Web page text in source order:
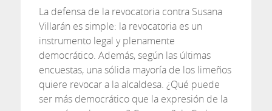
La defensa de la revocatoria contra Susana
Villarán es simple: la revocatoria es un
instrumento legal y plenamente
democrático. Además, según las últimas
encuestas, una sólida mayoría de los limeños
quiere revocar a la alcaldesa. ¿Qué puede
ser más democrático que la expresión de la